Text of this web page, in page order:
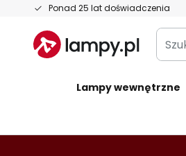
Ponad 25 lat doświadczenia
Przejdź
treści
Szukaj
Lampy wewnętrzne